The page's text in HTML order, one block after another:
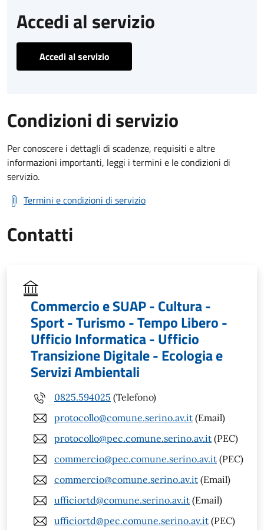
Accedi al servizio
Accedi al servizio
Condizioni di servizio
Per conoscere i dettagli di scadenze, requisiti e altre
informazioni importanti, leggi i termini e le condizioni di
servizio.
Termini e condizioni di servizio
Contatti
Commercio e SUAP - Cultura -
Sport - Turismo - Tempo Libero -
Ufficio Informatica - Ufficio
Transizione Digitale - Ecologia e
Servizi Ambientali
0825.594025 (Telefono)
protocollo@comune.serino.av.it (Email)
protocollo@pec.comune.serino.av.it (PEC)
commercio@pec.comune.serino.av.it (PEC)
commercio@comune.serino.av.it (Email)
ufficiortd@comune.serino.av.it (Email)
ufficiortd@pec.comune.serino.av.it (PEC)